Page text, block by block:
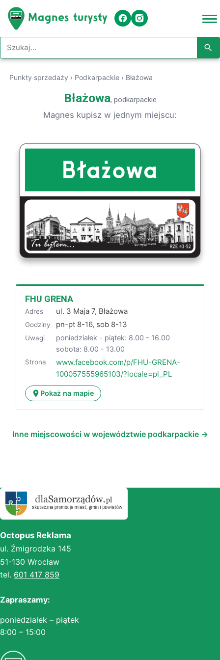
Szukaj w serwisie
Punkty sprzedaży › Podkarpackie › Błażowa
Błażowa, podkarpackie
Magnes kupisz w jednym miejscu:
FHU GRENA
Adres ul. 3 Maja 7, Błażowa
Godziny pn-pt 8-16, sob 8-13
Uwagi
poniedziałek - piątek: 8.00 - 16.00
sobota: 8.00 - 13.00
Strona
www.facebook.com/p/FHU-GRENA-
100057555965103/?locale=pl_PL
Pokaż na mapie
Inne miejscowości w województwie podkarpackie →
Octopus Reklama
ul. Żmigrodzka 145
51-130 Wrocław
tel. 601 417 859
Zapraszamy:
poniedziałek – piątek
8:00 – 15:00